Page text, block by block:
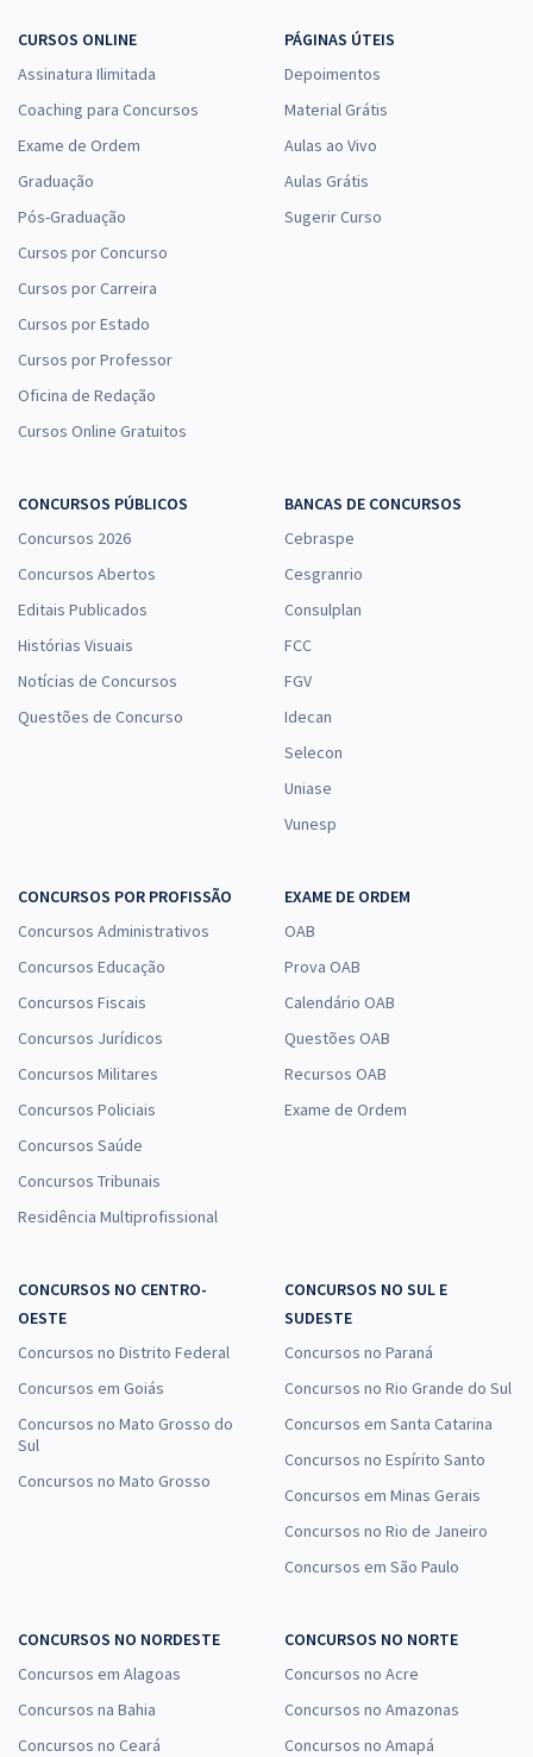
CURSOS ONLINE
Assinatura Ilimitada
Coaching para Concursos
Exame de Ordem
Graduação
Pós-Graduação
Cursos por Concurso
Cursos por Carreira
Cursos por Estado
Cursos por Professor
Oficina de Redação
Cursos Online Gratuitos
PÁGINAS ÚTEIS
Depoimentos
Material Grátis
Aulas ao Vivo
Aulas Grátis
Sugerir Curso
CONCURSOS PÚBLICOS
Concursos 2026
Concursos Abertos
Editais Publicados
Histórias Visuais
Notícias de Concursos
Questões de Concurso
BANCAS DE CONCURSOS
Cebraspe
Cesgranrio
Consulplan
FCC
FGV
Idecan
Selecon
Uniase
Vunesp
CONCURSOS POR PROFISSÃO
Concursos Administrativos
Concursos Educação
Concursos Fiscais
Concursos Jurídicos
Concursos Militares
Concursos Policiais
Concursos Saúde
Concursos Tribunais
Residência Multiprofissional
EXAME DE ORDEM
OAB
Prova OAB
Calendário OAB
Questões OAB
Recursos OAB
Exame de Ordem
CONCURSOS NO CENTRO-
OESTE
Concursos no Distrito Federal
Concursos em Goiás
Concursos no Mato Grosso do
Sul
Concursos no Mato Grosso
CONCURSOS NO SUL E
SUDESTE
Concursos no Paraná
Concursos no Rio Grande do Sul
Concursos em Santa Catarina
Concursos no Espírito Santo
Concursos em Minas Gerais
Concursos no Rio de Janeiro
Concursos em São Paulo
CONCURSOS NO NORDESTE
Concursos em Alagoas
Concursos na Bahia
Concursos no Ceará
CONCURSOS NO NORTE
Concursos no Acre
Concursos no Amazonas
Concursos no Amapá